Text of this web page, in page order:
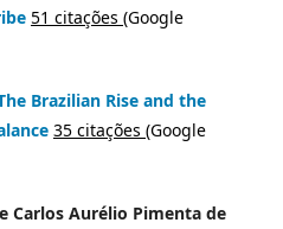
51 citações (Google
Brazilian Rise and the
35 citações (Google
e Carlos Aurélio Pimenta de